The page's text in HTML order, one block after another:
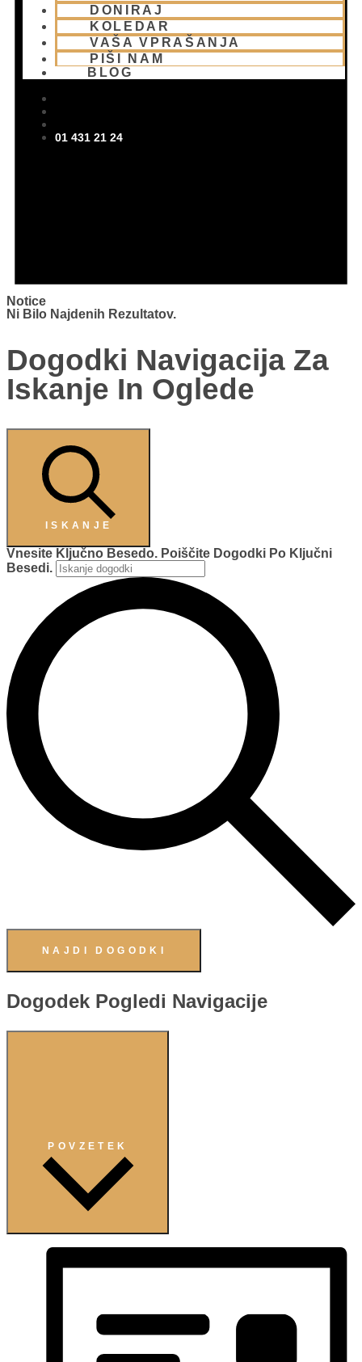
DONIRAJ
KOLEDAR
VAŠA VPRAŠANJA
PIŠI NAM
BLOG
01 431 21 24
Notice
Ni Bilo Najdenih Rezultatov.
Dogodki Navigacija Za
Iskanje In Oglede
ISKANJE
Vnesite Ključno Besedo. Poiščite Dogodki Po Ključni
Besedi.
NAJDI DOGODKI
Dogodek Pogledi Navigacije
POVZETEK